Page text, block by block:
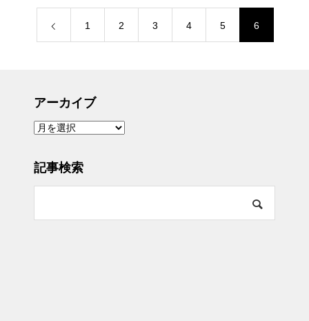
1 2 3 4 5 6
アーカイブ
ア
ー
ブ
記事検索